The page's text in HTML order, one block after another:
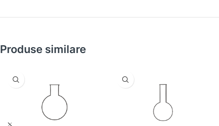
Produse similare